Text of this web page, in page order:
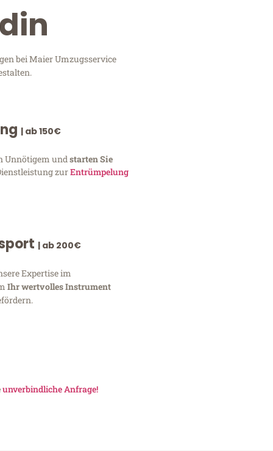
bei Maier Umzugsservice
| ab 150€
Unnötigem und starten Sie
zurEntrümpelung
| ab 200€
Expertise im
Ihr wertvolles Instrument
unverbindliche Anfrage!